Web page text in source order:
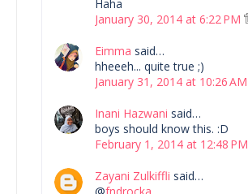
Haha
January 30, 2014 at 6:22 PM
Eimma said…
hheeeh... quite true ;)
January 31, 2014 at 10:26 AM
Inani Hazwani said…
boys should know this. :D
February 1, 2014 at 12:48 PM
Zayani Zulkiffli said…